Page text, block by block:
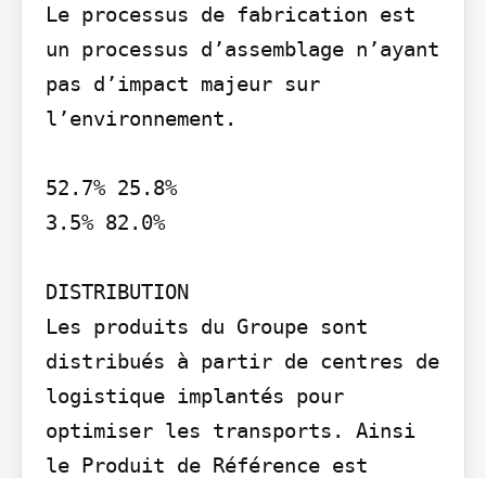
Le processus de fabrication est
un processus d’assemblage n’ayant
pas d’impact majeur sur
l’environnement.
52.7% 25.8%
3.5% 82.0%
DISTRIBUTION
Les produits du Groupe sont
distribués à partir de centres de
logistique implantés pour
optimiser les transports. Ainsi
le Produit de Référence est